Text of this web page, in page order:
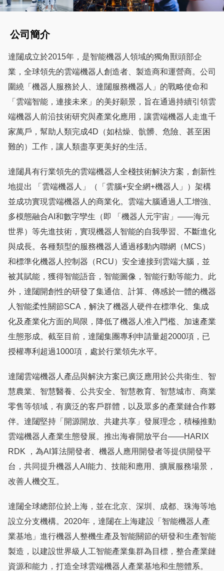
公司簡介
達闥成立於2015年，是智能機器人領域的獨角獸頭部企
業，全球領先的雲端機器人創造者、製造商和運營商。公司
圍繞「機器人服務於人、達闥服務機器人」的戰略使命和
「雲端智能，連接未來」的美好願景，旨在通過持續引領雲
端機器人前沿技術研究與產業化應用，讓雲端機器人走進千
家萬戶，幫助人類完成4D（如枯燥、骯髒、危險、甚至困
難的）工作，讓人類盡享更美好的生活。
達闥具有行業領先的雲端機器人全棧技術解決方案，創新性
地提出 「雲端機器人」（「雲腦+安全網+機器人」）架構
並成功實現雲端機器人的商業化。雲端大腦通過人工增強、
多模態融合AI和數字孿生（即 「機器人元宇宙」——海元
世界）等先進技術，實現機器人智能的自我學習、不斷進化
與成長。各種類型的服務機器人通過移動內聯網（MCS）
和標準化機器人控制器（RCU）安全連接到雲端大腦，並
被其賦能，獲得智能語音，智能圖像，智能行動等能力。此
外，達闥開創性的研發了集通信、計算、傳感於一體的機器
人智能柔性關節SCA，解決了機器人硬件在標準化、集成
化及產業化方面的局限，降低了機器人准入門檻、加速產業
生態形成。截至目前，達闥集團專利申請量超2000項，已
授權專利超過1000項，處於行業領先水平。
達闥雲端機器人產品與解決方案已廣泛應用於公共衛生、智
慧農業、智慧醫養、公共安全、智慧教育、智慧城市、商業
零售等領域，有廣泛的客戶群體，以及眾多的產業鏈合作夥
伴。達闥堅持「開源開放、共建共享」發展理念，積極推動
雲端機器人產業生態發展。推出海睿開放平台——HARIX
RDK ，為AI算法開發者、機器人應用開發者等提供開發平
台，共同提升機器人AI能力、技能和應用、擴展服務場景，
改善人機交互。
達闥全球總部位於上海，並在北京、深圳、成都、珠海等地
設立分支機構。2020年，達闥在上海建設「智能機器人產
業基地」進行機器人整機生產及智能關節的研發和生產智能
製造，以建設世界級人工智能產業集群為目標，整合產業鏈
資源和能力，打造全球雲端機器人產業基地和生態體系。